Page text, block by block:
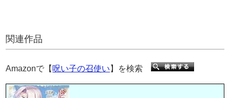
関連作品
Amazonで【呪い子の召使い 】を検索